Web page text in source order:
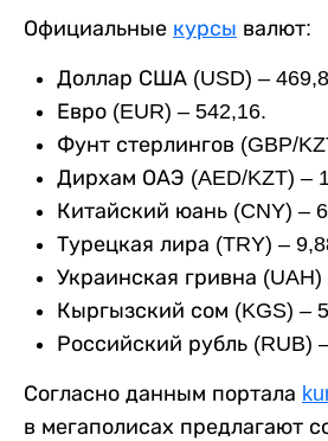
Официальные курсы валют:
Доллар США (USD) –
Евро (EUR) – 542,16.
Фунт стерлингов (GBP/
Дирхам ОАЭ (AED/KZT) –
Китайский юань (CNY) –
Турецкая лира (TRY) –
Украинская гривна (UAH)
Кыргызский сом (KGS) –
Российский рубль (RUB)
Согласно данным портала
в мегаполисах предлагают